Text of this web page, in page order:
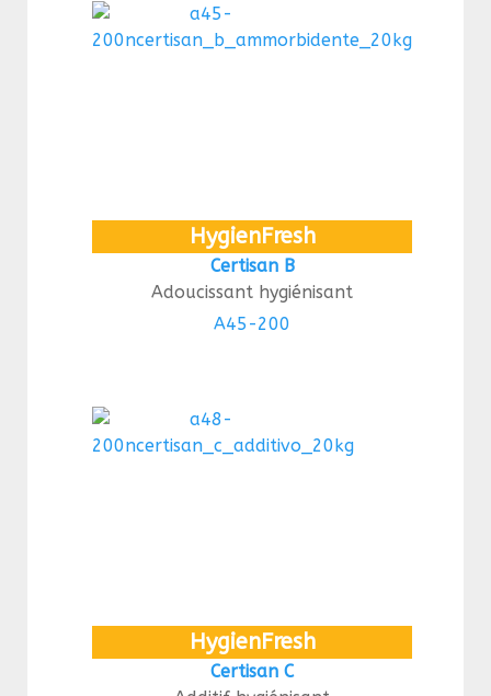
HygienFresh
Certisan B
Adoucissant hygiénisant
A45-200
HygienFresh
Certisan C